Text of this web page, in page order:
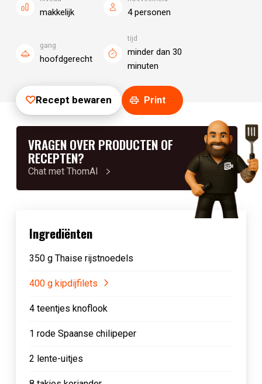
makkelijk 4 personen
gang
hoofdgerecht
tijd
minder dan 30
minuten
Recept bewaren Print
VRAGEN OVER PRODUCTEN OF
RECEPTEN?
Chat met ThomAI
Ingrediënten
350 g Thaise rijstnoedels
400 g kipdijfilets
4 teentjes knoflook
1 rode Spaanse chilipeper
2 lente-uitjes